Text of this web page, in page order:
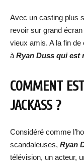
Avec un casting plus
revoir sur grand
vieux amis. A la fin de
à Ryan Duss qui est
COMMENT
JACKASS ?
Considéré comme
scandaleuses, Ryan
télévision, un acteur,